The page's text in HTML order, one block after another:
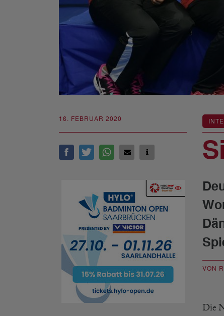
16. FEBRUAR 2020
VON
Die